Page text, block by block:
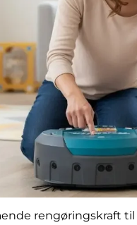
rengøringskraft til